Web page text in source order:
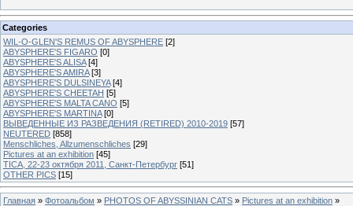
Categories
WIL-O-GLEN'S REMUS OF ABYSPHERE [2]
ABYSPHERE'S FIGARO [0]
ABYSPHERE'S ALISA [4]
ABYSPHERE'S AMIRA [3]
ABYSPHERE'S DULSINEYA [4]
ABYSPHERE'S CHEETAH [5]
ABYSPHERE'S MALTA CANO [5]
ABYSPHERE'S MARTINA [0]
ВЫВЕДЕННЫЕ ИЗ РАЗВЕДЕНИЯ (RETIRED) 2010-2019 [57]
NEUTERED [858]
Menschliches, Allzumenschliches [29]
Pictures at an exhibition [45]
TICA, 22-23 октября 2011, Санкт-Петербург [51]
OTHER PICS [15]
Главная » Фотоальбом » PHOTOS OF ABYSSINIAN CATS » Pictures at an exhibition »